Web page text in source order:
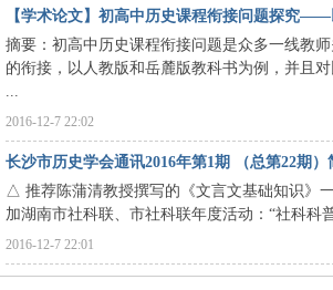
网
【学术论文】初高中历史课程衔接问题探究
摘要：初高中历史课程衔接问题是众多一线教
的衔接，以人教版和岳麓版教科书为例，并且
...
2016-12-7 22:02
长沙市历史学会通讯2016年第1期 （总第22期）
△ 推荐陈蒲清教授撰写的《文言文基础知识》
加湖南市社科联、市社科联年度活动：“社科
2016-12-7 22:01